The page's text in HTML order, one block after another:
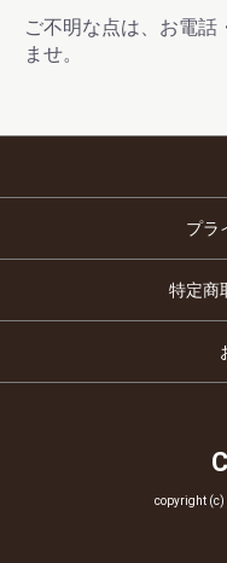
ご不明な点は、お電話
ませ。
プラ
特定商
copyright (c)